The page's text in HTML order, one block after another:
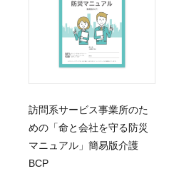
訪問系サービス事業所のた
めの「命と会社を守る防災
マニュアル」簡易版介護
BCP